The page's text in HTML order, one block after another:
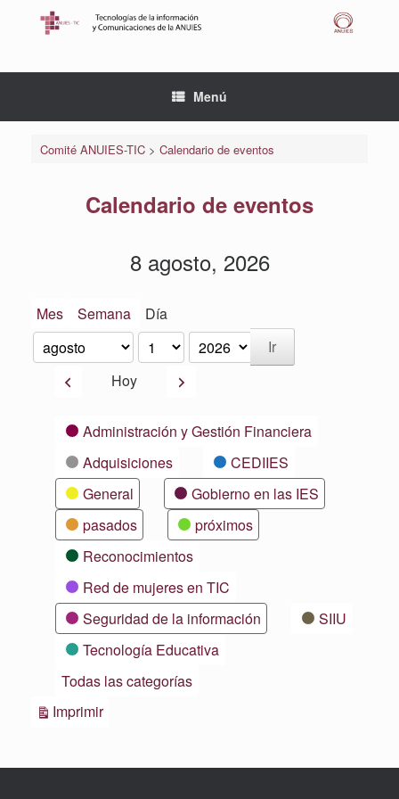
Menú
Comité ANUIES-TIC> Calendario de eventos
Calendario de eventos
8 agosto, 2026
Mes Semana Día
Mes
Día
Año
AnteriorHoy Siguiente
CategoríasAdministración y Gestión Financiera
Adquisiciones
CEDIIES
General
Gobierno en las IES
pasados
próximos
Reconocimientos
Red de mujeres en TIC
Seguridad de la información
SIIU
Tecnología Educativa
Todas las categorías
ImprimirVistas